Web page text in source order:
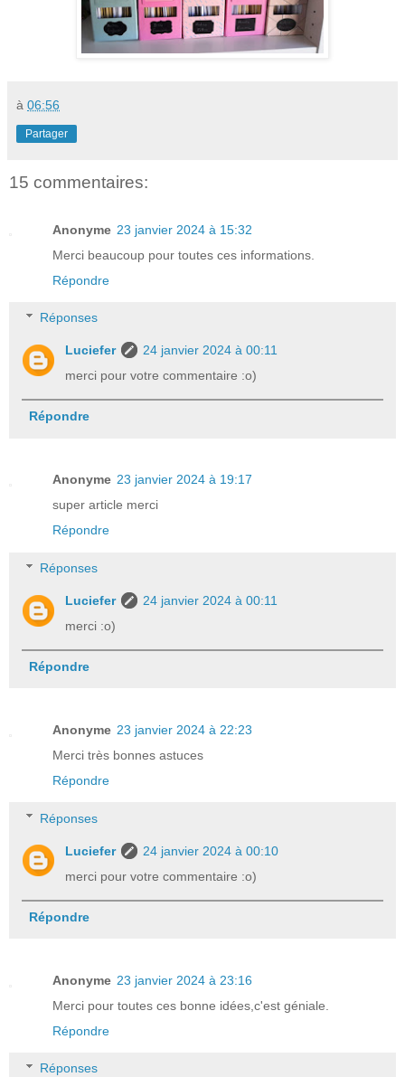
à 06:56
Partager
15 commentaires:
Anonyme 23 janvier 2024 à 15:32
Merci beaucoup pour toutes ces informations.
Répondre
Réponses
Luciefer
24 janvier 2024 à 00:11
merci pour votre commentaire :o)
Répondre
Anonyme 23 janvier 2024 à 19:17
super article merci
Répondre
Réponses
Luciefer
24 janvier 2024 à 00:11
merci :o)
Répondre
Anonyme 23 janvier 2024 à 22:23
Merci très bonnes astuces
Répondre
Réponses
Luciefer
24 janvier 2024 à 00:10
merci pour votre commentaire :o)
Répondre
Anonyme 23 janvier 2024 à 23:16
Merci pour toutes ces bonne idées,c'est géniale.
Répondre
Réponses